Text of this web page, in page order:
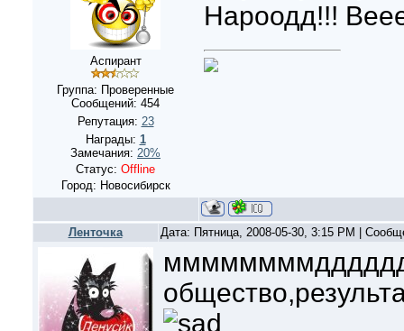
Аспирант
Группа: Проверенные
Сообщений: 454
Репутация: 23
Награды: 1
Замечания: 20%
Статус: Offline
Город: Новосибирск
Нароодд!!!
Ленточка Дата: Пятница, 2008-05-30, 3:15 PM |